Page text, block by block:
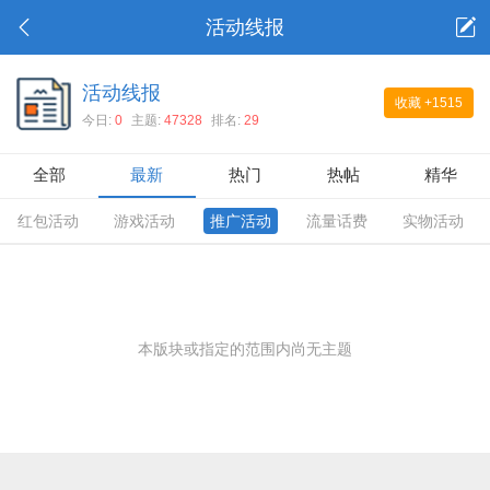
活动线报
收藏 +1515
活动线报
今日: 0 主题: 47328 排名: 29
全部 最新 热门 热帖 精华
红包活动 游戏活动 推广活动 流量话费 实物活动
本版块或指定的范围内尚无主题